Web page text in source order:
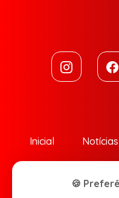
Inicial Notícias
🍪